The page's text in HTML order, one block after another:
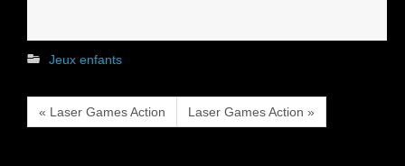
Jeux enfants
« Laser Games Action Laser Games Action »